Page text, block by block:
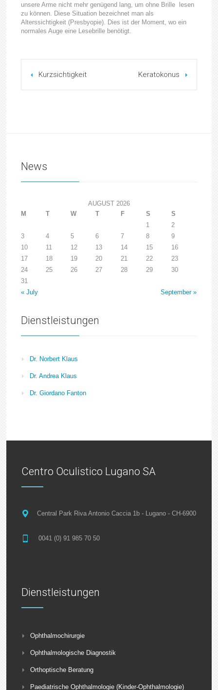
unsere Arme nicht mehr genügend lang, um ohne Brille lesen
zu können. Diese Situation bezeichnet man als
Alterssichtigkeit (Presbyopie). Dies ist der Moment, wo ein
normales Auge eine Lesebrille benötigt.
Kurzsichtigkeit Keratokonus
News
AUGUST 2026
M
T W T F S
S
1
2
3
4 5 6 7 8
9
10
11 12 13 14 15
16
17
18 19 20 21 22
23
24
25 26 27 28 29
30
31
« July
September »
Dienstleistungen
Dr. Norbert Klaus
Dr. Andrea Klaus
Dr. Giordano Fanton
Centro Oculistico Lugano SA
Central Park Riva Antonio Caccia 1b - Lugano - CH-6900
0041 (0) 91 985 70 50
Dienstleistungen
Ophthalmochirurgie
Ophthalmologische Diagnostik
Orthoptische Beratung
Paediatrische Ophthalmologie (Kinder-Ophthalmologie)